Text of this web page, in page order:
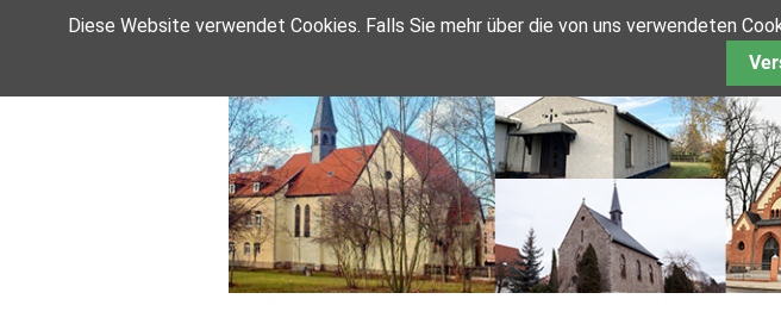
Diese Website verwendet Cookies. Falls Sie mehr über die von uns verwendeten